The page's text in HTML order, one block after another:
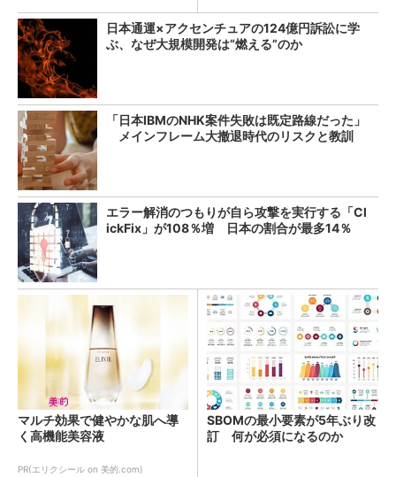
日本通運×アクセンチュアの124億円訴訟に学
ぶ、なぜ大規模開発は“燃える”のか
「日本IBMのNHK案件失敗は既定路線だった」
メインフレーム大撤退時代のリスクと教訓
エラー解消のつもりが自ら攻撃を実行する「Cl
ickFix」が108％増 日本の割合が最多14％
マルチ効果で健やかな肌へ導
く高機能美容液
PR(エリクシール on 美的.com)
SBOMの最小要素が5年ぶり改
訂 何が必須になるのか